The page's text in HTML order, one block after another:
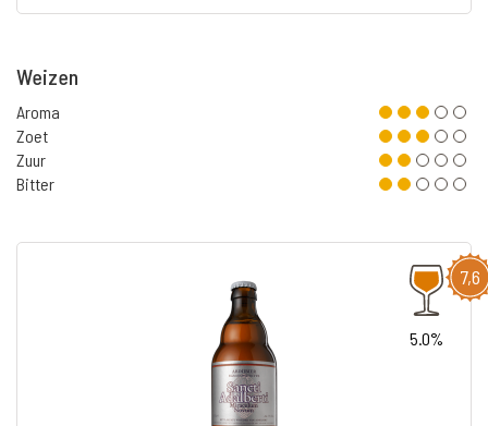
Weizen
Aroma
Zoet
Zuur
Bitter
7,6
5.0%